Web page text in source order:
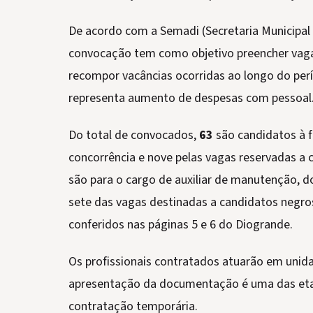
De acordo com a Semadi (Secretaria
convocação tem como objetivo preencher
recompor vacâncias ocorridas ao longo do
representa aumento de despesas com
Do total de convocados, 63 são candidatos à
concorrência e nove pelas vagas reservadas
são para o cargo de auxiliar de manutenção,
sete das vagas destinadas a candidatos
conferidos nas páginas 5 e 6 do Diogrande.
Os profissionais contratados atuarão em
apresentação da documentação é uma das
contratação temporária.